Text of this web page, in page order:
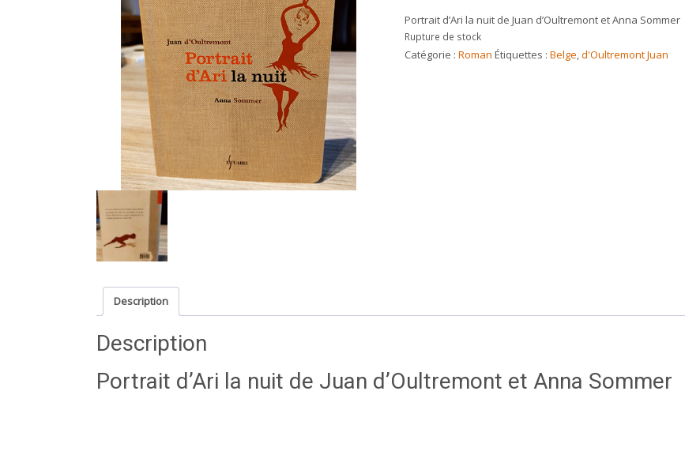
Portrait d’Ari la nuit de Juan d’Oultremont et Anna Sommer
Rupture de stock
Catégorie : Roman Étiquettes : Belge,d'Oultremont Juan
Description
Description
Portrait d’Ari la nuit de Juan d’Oultremont et Anna Sommer